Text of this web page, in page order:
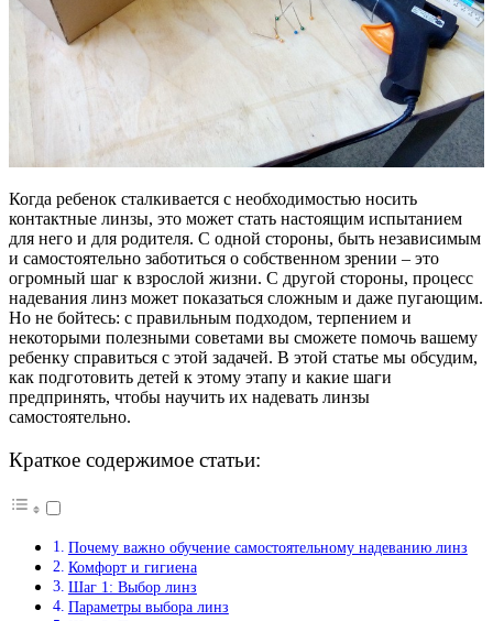
Когда ребенок сталкивается с необходимостью носить
контактные линзы, это может стать настоящим испытанием
для него и для родителя. С одной стороны, быть независимым
и самостоятельно заботиться о собственном зрении – это
огромный шаг к взрослой жизни. С другой стороны, процесс
надевания линз может показаться сложным и даже пугающим.
Но не бойтесь: с правильным подходом, терпением и
некоторыми полезными советами вы сможете помочь вашему
ребенку справиться с этой задачей. В этой статье мы обсудим,
как подготовить детей к этому этапу и какие шаги
предпринять, чтобы научить их надевать линзы
самостоятельно.
Краткое содержимое статьи:
Почему важно обучение самостоятельному надеванию линз
Комфорт и гигиена
Шаг 1: Выбор линз
Параметры выбора линз